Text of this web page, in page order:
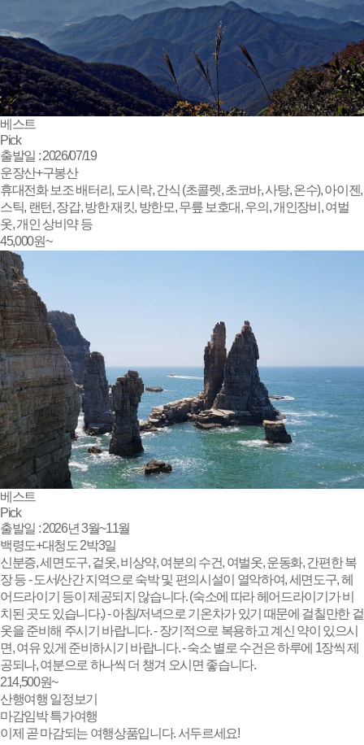
베스트
Pick
출발일 : 2026/07/19
운장산+구봉산
휴대전화 보조 배터리, 도시락, 간식 (초콜렛, 초코바, 사탕, 온수), 아이젠,
스틱, 랜턴, 장갑, 방한 재킷, 방한모, 무릎 보호대, 우의, 개인장비, 여벌
옷, 개인 상비약 등
45,000원~
베스트
Pick
출발일 : 2026년 3월~11월
백령도+대청도 2박3일
신분증, 세면도구, 겉옷, 비상약, 여분의 수건, 여벌옷, 운동화, 간편한 복
장 등 - 도서/산간 지역으로 숙박 및 편의시설이 열악하여, 세면도구, 헤
어드라이기 등이 제공되지 않습니다. (숙소에 따라 헤어드라이기가 비
치된 곳도 있습니다.) - 아침/저녁으로 기온차가 있기 때문에 걸칠만한 겉
옷을 준비해 주시기 바랍니다. - 장기적으로 복용하고 계신 약이 있으시
면, 여유 있게 준비하시기 바랍니다. - 숙소 별로 수건은 하루에 1장씩 제
공되나, 여분으로 하나씩 더 챙겨 오시면 좋습니다.
214,500원~
산행여행 일정보기
마감임박특가여행
이제 곧 마감되는 여행상품입니다. 서두르세요!